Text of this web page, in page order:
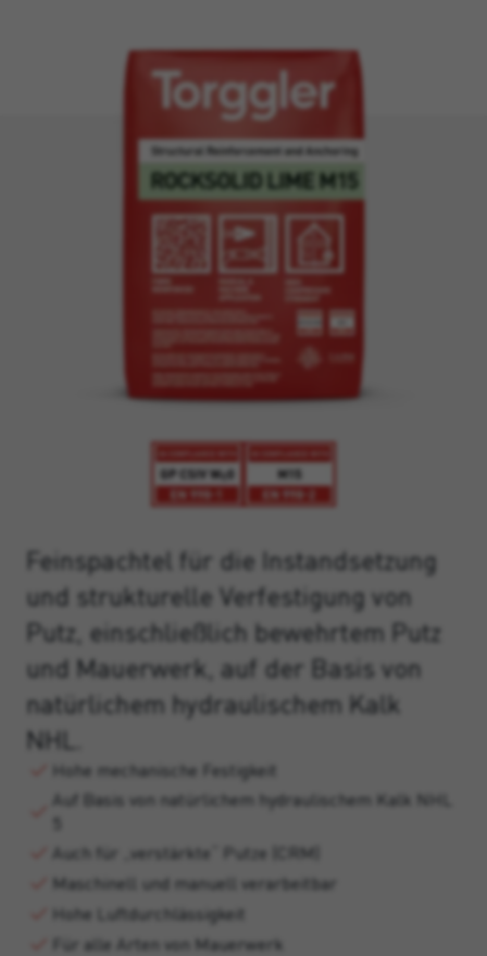
Feinspachtel für die Instandsetzung
und strukturelle Verfestigung von
Putz, einschließlich bewehrtem Putz
und Mauerwerk, auf der Basis von
natürlichem hydraulischem Kalk
NHL.
Hohe mechanische Festigkeit
Auf Basis von natürlichem hydraulischem Kalk NHL
Auch für „verstärkte“ Putze (CRM)
Maschinell und manuell verarbeitbar
Hohe Luftdurchlässigkeit
Für alle Arten von Mauerwerk